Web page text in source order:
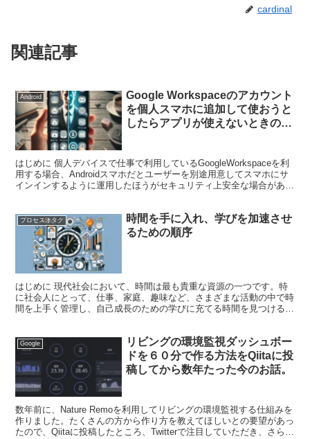
cardinal
関連記事
Android
Google Workspaceのアカウント
を個人スマホに追加して使おうと
したらアプリが使えないときの対
はじめに 個人デバイスで仕事で利用しているGoogleWorkspaceを利
用する場合、Androidスマホだとユーザーを別途用意してスマホにサ
インインするように運用したほうがセキュリティ上安全な場合があり
プロセスオタク
時間を手に入れ、学びを加速させ
るための順序
はじめに 現代社会において、時間は最も貴重な資源の一つです。特
に社会人にとって、仕事、家庭、趣味など、さまざまな活動の中で時
間を上手く管理し、自己成長のための学びに充てる時間を見つけるこ
Google
リビングの環境監視ダッシュボー
ドを６０分で作る方法をQiitaに投
稿してから数年たった今のお話。
数年前に、Nature Remoを利用してリビングの環境監視する仕組みを
作りました。たくさんの方から作り方を教えてほしいとの要望があっ
たので、Qiitaに投稿したところ、Twitterで注目していただき、さらに